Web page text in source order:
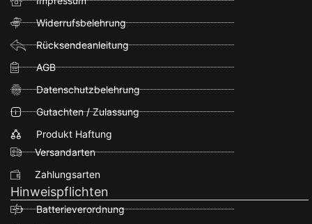
Widerrufsbelehrung
Rücksendeanleitung
AGB
Datenschutzbelehrung
Gutachten / Zulassung
Produkt Haftung
Versandarten
Zahlungsarten
Hinweispflichten
Batterieverordnung